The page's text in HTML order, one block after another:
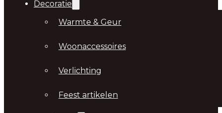
Decoratie
Warmte & Geur
Woonaccessoires
Verlichting
Feest artikelen